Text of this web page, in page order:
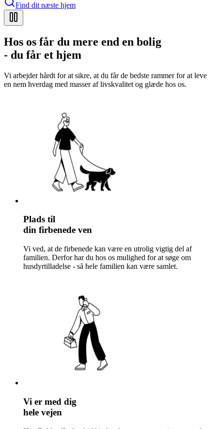
Find dit næste hjem
Hos os får du mere end en bolig
- du får et hjem
Vi arbejder hårdt for at sikre, at du får de bedste rammer for at leve
en nem hverdag med masser af livskvalitet og glæde hos os.
Plads til
din firbenede ven
Vi ved, at de firbenede kan være en utrolig vigtig del af
familien. Derfor har du hos os mulighed for at søge om
husdyrtilladelse - så hele familien kan være samlet.
Vi er med dig
hele vejen